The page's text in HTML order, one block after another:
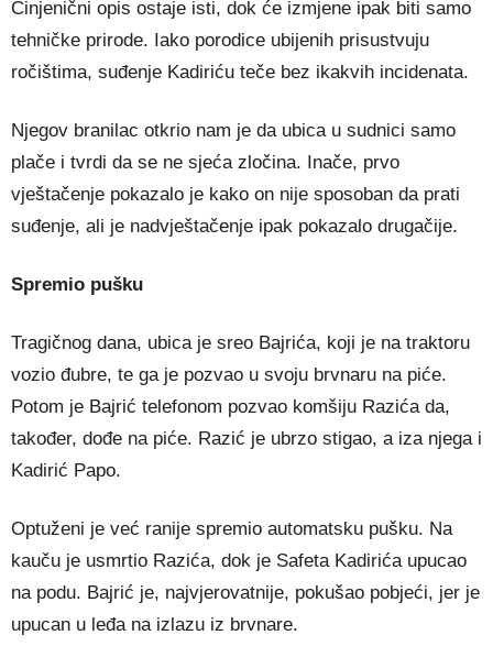
Činjenični opis ostaje isti, dok će izmjene ipak biti samo
tehničke prirode. Iako porodice ubijenih prisustvuju
ročištima, suđenje Kadiriću teče bez ikakvih incidenata.
Njegov branilac otkrio nam je da ubica u sudnici samo
plače i tvrdi da se ne sjeća zločina. Inače, prvo
vještačenje pokazalo je kako on nije sposoban da prati
suđenje, ali je nadvještačenje ipak pokazalo drugačije.
Spremio pušku
Tragičnog dana, ubica je sreo Bajrića, koji je na traktoru
vozio đubre, te ga je pozvao u svoju brvnaru na piće.
Potom je Bajrić telefonom pozvao komšiju Razića da,
također, dođe na piće. Razić je ubrzo stigao, a iza njega i
Kadirić Papo.
Optuženi je već ranije spremio automatsku pušku. Na
kauču je usmrtio Razića, dok je Safeta Kadirića upucao
na podu. Bajrić je, najvjerovatnije, pokušao pobjeći, jer je
upucan u leđa na izlazu iz brvnare.